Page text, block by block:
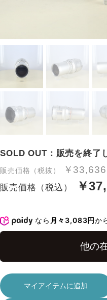
SOLD OUT：販売を終了
販売価格（税抜） ￥33,636
販売価格（税込） ￥
なら 月々3,083円か
マイアイテムに追加